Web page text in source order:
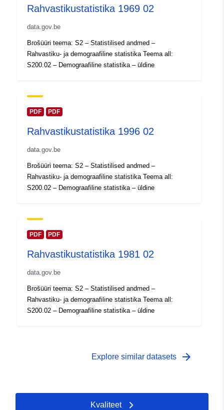
Kataloogi kirje:
30 July 2026
ulatus:
Tüüp: Polygon
Identifikaatorid: Q12655#ID
uriRef:
http://data.europa.eu/88u/dataset/
sed:
Ajaline katvus:
01 January 1970
Rahvastikustatistika 1969 02
data.gov.be
Brošüüri teema: S2 – Statistilised andmed –
Rahvastiku- ja demograafiline statistika Teema all:
S200.02 – Demograafiline statistika – üldine
PDF PDF
Rahvastikustatistika 1996 02
data.gov.be
Brošüüri teema: S2 – Statistilised andmed –
Rahvastiku- ja demograafiline statistika Teema all:
S200.02 – Demograafiline statistika – üldine
PDF PDF
Rahvastikustatistika 1981 02
data.gov.be
Brošüüri teema: S2 – Statistilised andmed –
Rahvastiku- ja demograafiline statistika Teema all:
S200.02 – Demograafiline statistika – üldine
Explore similar datasets arrow_forward
Kvaliteet